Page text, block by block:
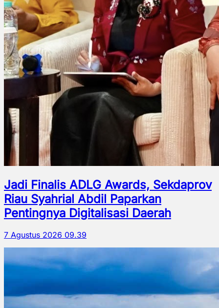
Jadi Finalis ADLG Awards, Sekdaprov
Riau Syahrial Abdil Paparkan
Pentingnya Digitalisasi Daerah
7 Agustus 2026 09.39